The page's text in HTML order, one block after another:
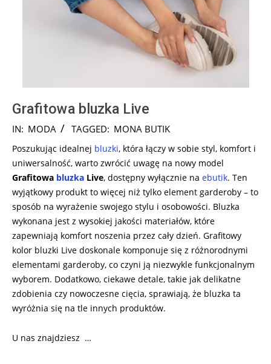
Grafitowa bluzka Live
2024-
12
IN: MODA TAGGED: MONA BUTIK
Poszukując idealnej bluzki, która łączy w sobie styl, komfort i
uniwersalność, warto zwrócić uwagę na nowy model
Grafitowa bluzka Live, dostępny wyłącznie na ebutik. Ten
wyjątkowy produkt to więcej niż tylko element garderoby – to
sposób na wyrażenie swojego stylu i osobowości. Bluzka
wykonana jest z wysokiej jakości materiałów, które
zapewniają komfort noszenia przez cały dzień. Grafitowy
kolor bluzki Live doskonale komponuje się z różnorodnymi
elementami garderoby, co czyni ją niezwykle funkcjonalnym
wyborem. Dodatkowo, ciekawe detale, takie jak delikatne
zdobienia czy nowoczesne cięcia, sprawiają, że bluzka ta
wyróżnia się na tle innych produktów.
U nas znajdziesz …